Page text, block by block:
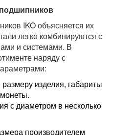
IKO объясняется их
легко комбинируются с
и системами. В
наряду с
изделия, габариты
с диаметром в несколько
производителем